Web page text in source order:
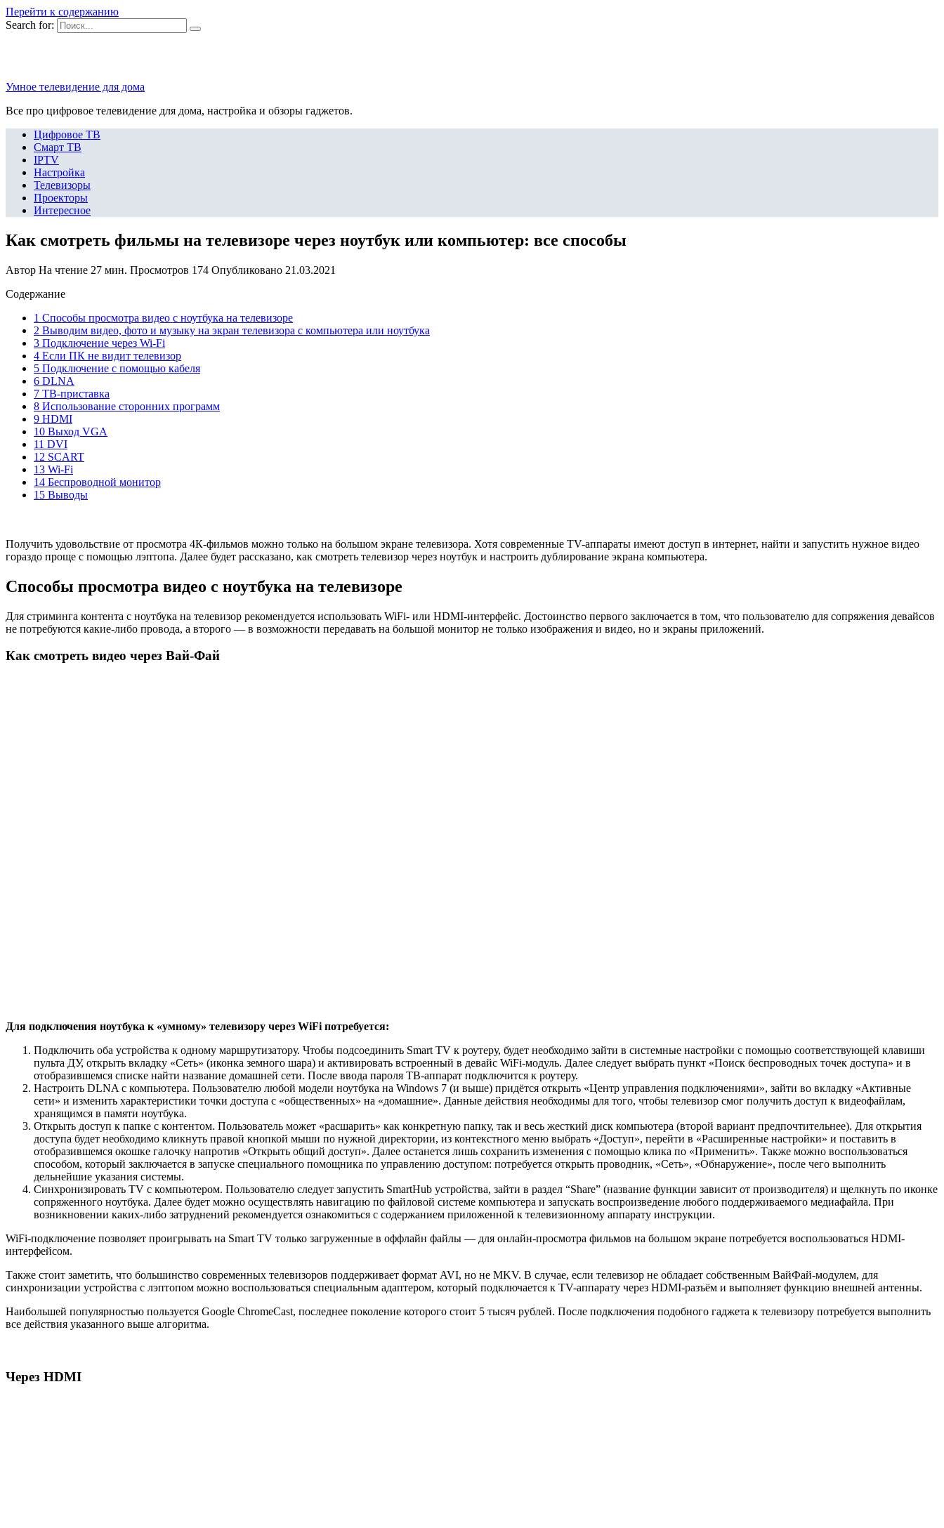
Перейти к содержанию
Search for:
Умное телевидение для дома
Все про цифровое телевидение для дома, настройка и обзоры гаджетов.
Цифровое ТВ
Смарт ТВ
IPTV
Настройка
Телевизоры
Проекторы
Интересное
Как смотреть фильмы на телевизоре через ноутбук или компьютер: все способы
Автор На чтение 27 мин. Просмотров 174 Опубликовано 21.03.2021
Содержание
1 Способы просмотра видео с ноутбука на телевизоре
2 Выводим видео, фото и музыку на экран телевизора с компьютера или ноутбука
3 Подключение через Wi-Fi
4 Если ПК не видит телевизор
5 Подключение с помощью кабеля
6 DLNA
7 ТВ-приставка
8 Использование сторонних программ
9 HDMI
10 Выход VGA
11 DVI
12 SCART
13 Wi-Fi
14 Беспроводной монитор
15 Выводы
Получить удовольствие от просмотра 4К-фильмов можно только на большом экране телевизора. Хотя современные TV-аппараты имеют доступ в интернет, найти и запустить нужное видео
гораздо проще с помощью лэптопа. Далее будет рассказано, как смотреть телевизор через ноутбук и настроить дублирование экрана компьютера.
Способы просмотра видео с ноутбука на телевизоре
Для стриминга контента с ноутбука на телевизор рекомендуется использовать WiFi- или HDMI-интерфейс. Достоинство первого заключается в том, что пользователю для сопряжения девайсов
не потребуются какие-либо провода, а второго — в возможности передавать на большой монитор не только изображения и видео, но и экраны приложений.
Как смотреть видео через Вай-Фай
Для подключения ноутбука к «умному» телевизору через WiFi потребуется:
Подключить оба устройства к одному маршрутизатору. Чтобы подсоединить Smart TV к роутеру, будет необходимо зайти в системные настройки с помощью соответствующей клавиши
пульта ДУ, открыть вкладку «Сеть» (иконка земного шара) и активировать встроенный в девайс WiFi-модуль. Далее следует выбрать пункт «Поиск беспроводных точек доступа» и в
отобразившемся списке найти название домашней сети. После ввода пароля TB-аппарат подключится к роутеру.
Настроить DLNA с компьютера. Пользователю любой модели ноутбука на Windows 7 (и выше) придётся открыть «Центр управления подключениями», зайти во вкладку «Активные
сети» и изменить характеристики точки доступа с «общественных» на «домашние». Данные действия необходимы для того, чтобы телевизор смог получить доступ к видеофайлам,
хранящимся в памяти ноутбука.
Открыть доступ к папке с контентом. Пользователь может «расшарить» как конкретную папку, так и весь жесткий диск компьютера (второй вариант предпочтительнее). Для открытия
доступа будет необходимо кликнуть правой кнопкой мыши по нужной директории, из контекстного меню выбрать «Доступ», перейти в «Расширенные настройки» и поставить в
отобразившемся окошке галочку напротив «Открыть общий доступ». Далее останется лишь сохранить изменения с помощью клика по «Применить». Также можно воспользоваться
способом, который заключается в запуске специального помощника по управлению доступом: потребуется открыть проводник, «Сеть», «Обнаружение», после чего выполнить
дельнейшие указания системы.
Синхронизировать TV с компьютером. Пользователю следует запустить SmartHub устройства, зайти в раздел “Share” (название функции зависит от производителя) и щелкнуть по иконке
сопряженного ноутбука. Далее будет можно осуществлять навигацию по файловой системе компьютера и запускать воспроизведение любого поддерживаемого медиафайла. При
возникновении каких-либо затруднений рекомендуется ознакомиться с содержанием приложенной к телевизионному аппарату инструкции.
WiFi-подключение позволяет проигрывать на Smart TV только загруженные в оффлайн файлы — для онлайн-просмотра фильмов на большом экране потребуется воспользоваться HDMI-
интерфейсом.
Также стоит заметить, что большинство современных телевизоров поддерживает формат AVI, но не MKV. В случае, если телевизор не обладает собственным ВайФай-модулем, для
синхронизации устройства с лэптопом можно воспользоваться специальным адаптером, который подключается к TV-аппарату через HDMI-разъём и выполняет функцию внешней антенны.
Наибольшей популярностью пользуется Google ChromeCast, последнее поколение которого стоит 5 тысяч рублей. После подключения подобного гаджета к телевизору потребуется выполнить
все действия указанного выше алгоритма.
Через HDMI